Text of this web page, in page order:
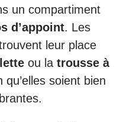
un compartiment
d’appoint. Les
leur place
ou la trousse à
qu’elles soient bien